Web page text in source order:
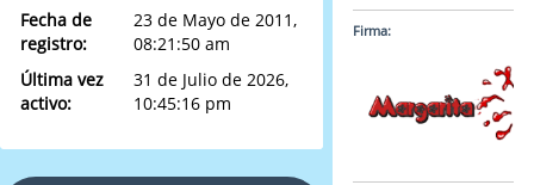
Fecha de
registro:
23 de Mayo de 2011,
08:21:50 am
Última vez
activo:
31 de Julio de 2026,
10:45:16 pm
Firma: